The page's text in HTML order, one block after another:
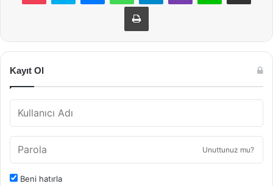
Yazdır
Kayıt Ol
Unuttunuz mu?
Beni hatırla